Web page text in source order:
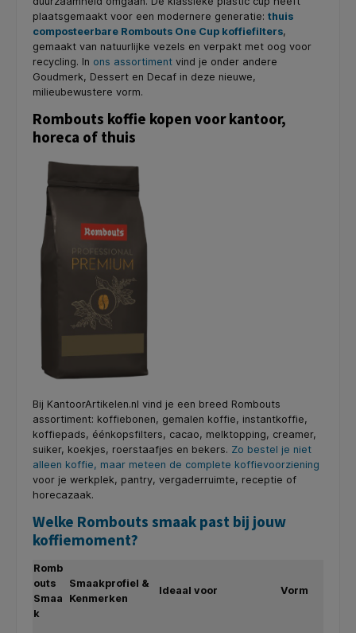
plaatsgemaakt voor een modernere generatie: thuis
composteerbare Rombouts One Cup koffiefilters,
gemaakt van natuurlijke vezels en verpakt met oog voor
recycling. In ons assortiment vind je onder andere
Goudmerk, Dessert en Decaf in deze nieuwe,
milieubewustere vorm.
Rombouts koffie kopen voor kantoor,
horeca of thuis
Bij KantoorArtikelen.nl vind je een breed Rombouts
assortiment: koffiebonen, gemalen koffie, instantkoffie,
koffiepads, éénkopsfilters, cacao, melktopping, creamer,
suiker, koekjes, roerstaafjes en bekers. Zo bestel je niet
alleen koffie, maar meteen de complete koffievoorziening
voor je werkplek, pantry, vergaderruimte, receptie of
horecazaak.
Welke Rombouts smaak past bij jouw
koffiemoment?
Romb
outs
Smaa
k
Smaakprofiel &
Kenmerken
Ideaal voor Vorm